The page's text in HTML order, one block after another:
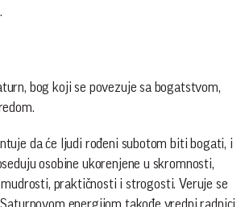
bog koji se povezuje sa bogatstvom,
da će ljudi rođeni subotom biti bogati, i
osobine ukorenjene u skromnosti,
praktičnosti i strogosti. Veruje se
energijom takođe vredni radnici